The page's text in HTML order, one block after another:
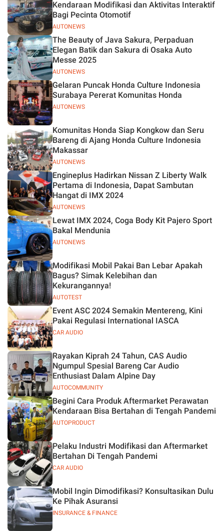
AUTONEWS
Kendaraan Modifikasi dan Aktivitas Interaktif
Bagi Pecinta Otomotif
AUTONEWS
The Beauty of Java Sakura, Perpaduan
Elegan Batik dan Sakura di Osaka Auto
Messe 2025
AUTONEWS
Gelaran Puncak Honda Culture Indonesia
Surabaya Pererat Komunitas Honda
AUTONEWS
Komunitas Honda Siap Kongkow dan Seru
Bareng di Ajang Honda Culture Indonesia
Makassar
AUTONEWS
Engineplus Hadirkan Nissan Z Liberty Walk
Pertama di Indonesia, Dapat Sambutan
Hangat di IMX 2024
AUTONEWS
Lewat IMX 2024, Coga Body Kit Pajero Sport
Bakal Mendunia
AUTOTEST
Modifikasi Mobil Pakai Ban Lebar Apakah
Bagus? Simak Kelebihan dan
Kekurangannya!
CAR AUDIO
Event ASC 2024 Semakin Mentereng, Kini
Pakai Regulasi International IASCA
AUTOCOMMUNITY
Rayakan Kiprah 24 Tahun, CAS Audio
Ngumpul Spesial Bareng Car Audio
Enthusiast Dalam Alpine Day
AUTOPRODUCT
Begini Cara Produk Aftermarket Perawatan
Kendaraan Bisa Bertahan di Tengah Pandemi
CAR AUDIO
Pelaku Industri Modifikasi dan Aftermarket
Bertahan Di Tengah Pandemi
INSURANCE & FINANCE
Mobil Ingin Dimodifikasi? Konsultasikan Dulu
Ke Pihak Asuransi